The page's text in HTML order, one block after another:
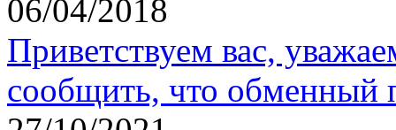
06/04/2018
Приветствуем вас,
сообщить, что